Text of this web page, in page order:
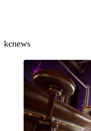
kcnews